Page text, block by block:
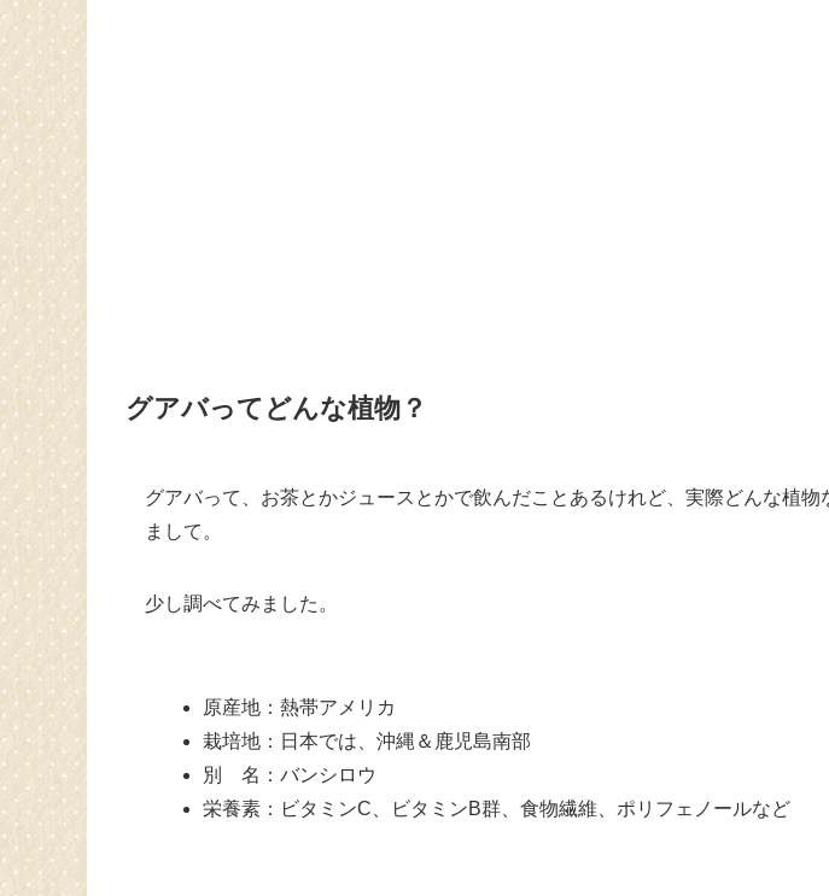
グアバってどんな植物？
グアバって、お茶とかジュースとかで飲んだことあるけれど、実際どんな植物
まして。
少し調べてみました。
原産地：熱帯アメリカ
栽培地：日本では、沖縄＆鹿児島南部
別 名：バンシロウ
栄養素：ビタミンC、ビタミンB群、食物繊維、ポリフェノールなど